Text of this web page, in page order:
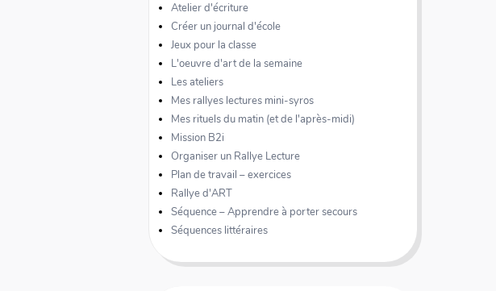
Atelier d'écriture
Créer un journal d'école
Jeux pour la classe
L'oeuvre d'art de la semaine
Les ateliers
Mes rallyes lectures mini-syros
Mes rituels du matin (et de l'après-midi)
Mission B2i
Organiser un Rallye Lecture
Plan de travail – exercices
Rallye d'ART
Séquence – Apprendre à porter secours
Séquences littéraires